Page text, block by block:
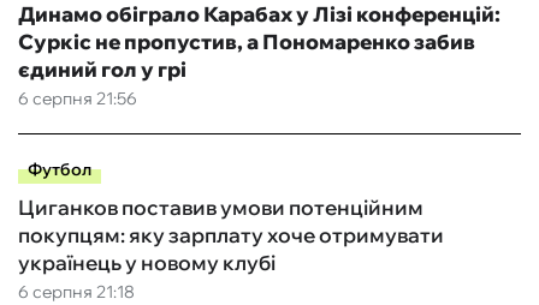
6 серпня 21:56
Динамо обіграло Карабах у Лізі конференцій:
Суркіс не пропустив, а Пономаренко забив
єдиний гол у грі
Футбол
6 серпня 21:18
Циганков поставив умови потенційним
покупцям: яку зарплату хоче отримувати
українець у новому клубі